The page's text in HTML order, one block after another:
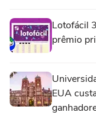
Lotofácil
prêmio
EUA